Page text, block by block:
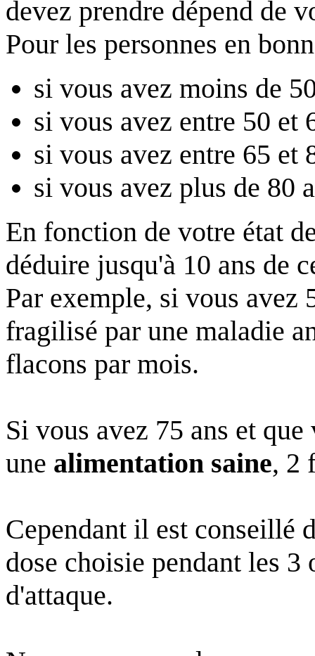
devez prendre dépend de
Pour les personnes en
si vous avez moins de
si vous avez entre 50 et
si vous avez entre 65 et
si vous avez plus de 80
En fonction de votre état
déduire jusqu'à 10 ans de
Par exemple, si vous avez
fragilisé par une maladie
flacons par mois.
Si vous avez 75 ans et
une alimentation saine, 2
Cependant il est conseillé
dose choisie pendant les
d'attaque.